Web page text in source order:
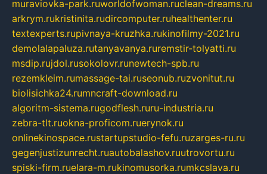
muraviovka-park.ruworldofwoman.ruclean-dreams.ru
arkrym.rukristinita.rudircomputer.ruhealthenter.ru
textexperts.rupivnaya-kruzhka.rukinofilmy-2021.ru
demolalapaluza.rutanyavanya.ruremstir-tolyatti.ru
msdip.rujdol.rusokolovr.runewtech-spb.ru
rezemkleim.rumassage-tai.ruseonub.ruzvonitut.ru
biolisichka24.rumncraft-download.ru
algoritm-sistema.rugodflesh.ruru-industria.ru
zebra-tlt.ruokna-proficom.ruerynok.ru
onlinekinospace.rustartupstudio-fefu.ruzarges-ru.ru
gegenjustizunrecht.ruautobalashov.ruutrovortu.ru
spiski-firm.ruelara-m.rukinomusorka.rumkcslava.ru